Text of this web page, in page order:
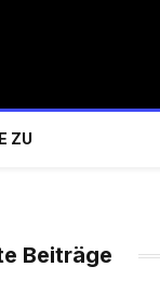
ZU
Beiträge